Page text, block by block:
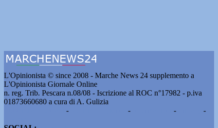
L'Opinionista © since 2008 - Marche News 24 supplemento a
L'Opinionista Giornale Online
n. reg. Trib. Pescara n.08/08 - Iscrizione al ROC n°17982 - p.iva
01873660680 a cura di A. Gulizia
- - -
-